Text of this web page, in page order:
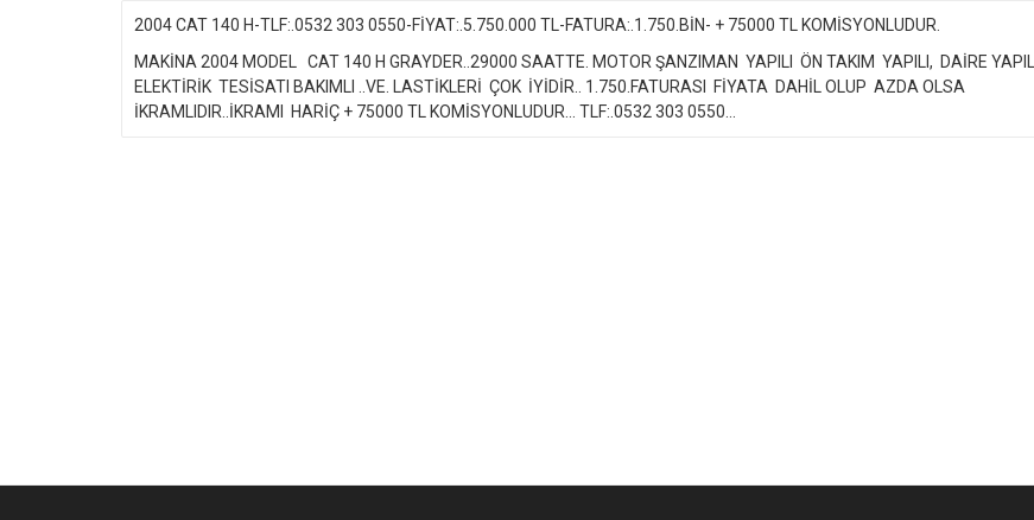
2004 CAT 140 H-TLF:.0532 303 0550-FİYAT:.5.750.000 TL-FATURA:.1.750.BİN- + 75000 TL KOMİSYONLUDUR.
MAKİNA 2004 MODEL CAT 140 H GRAYDER..29000 SAATTE. MOTOR ŞANZIMAN YAPILI ÖN TAKIM YAPILI, DAİRE YAPILI
ELEKTİRİK TESİSATI BAKIMLI ..VE. LASTİKLERİ ÇOK İYİDİR.. 1.750.FATURASI FİYATA DAHİL OLUP AZDA OLSA
İKRAMLIDIR..İKRAMI HARİÇ + 75000 TL KOMİSYONLUDUR... TLF:.0532 303 0550...